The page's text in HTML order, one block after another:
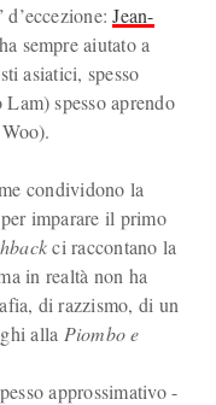
d’eccezione:Jean-
sempre aiutato a
asiatici, spesso
spesso aprendo
condividono la
imparare il primo
ci raccontano la
in realtà non ha
di razzismo, di un
alla Piombo e
approssimativo -